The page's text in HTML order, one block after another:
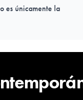
es únicamente la
una multiplicidad de
de objetos a la
a la instalación,